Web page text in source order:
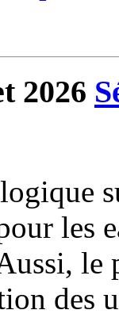
2026
les
le
des